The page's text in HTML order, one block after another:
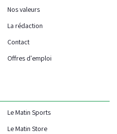
Nos valeurs
La rédaction
Contact
Offres d'emploi
Le Matin Sports
Le Matin Store